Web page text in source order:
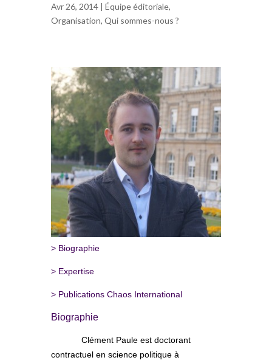
Avr 26, 2014 | Équipe éditoriale,
Organisation, Qui sommes-nous ?
> Biographie
> Expertise
> Publications Chaos International
Biographie
Clément Paule est doctorant
contractuel en science politique à